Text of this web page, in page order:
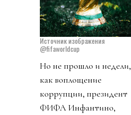
Источник изображения
@fifaworldcup
Но не прошло и недели,
как воплощение
коррупции, президент
ФИФА Инфантино,